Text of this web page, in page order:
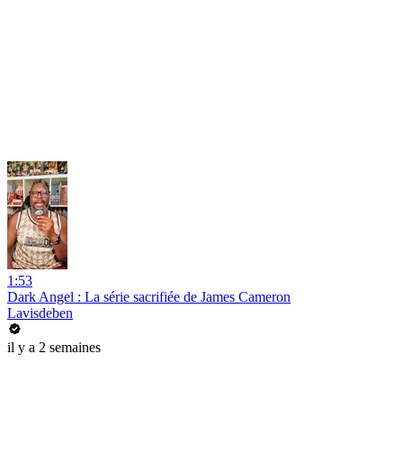
1:53
Dark Angel : La série sacrifiée de James Cameron
Lavisdeben
il y a 2 semaines